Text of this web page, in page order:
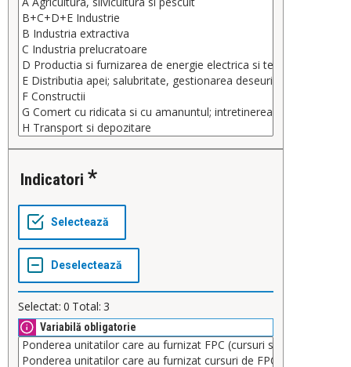
Indicatori
Selectat: 0 Total: 3
Variabilă obligatorie